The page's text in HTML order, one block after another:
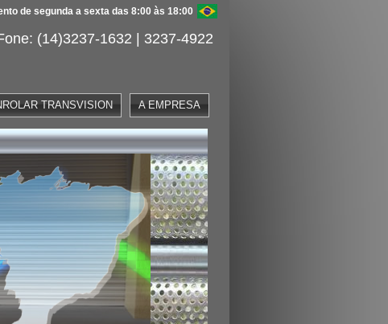
de segunda a sexta das 8:00 às 18:00
(14)3237-1632 | 3237-4922
TRANSVISION A EMPRESA